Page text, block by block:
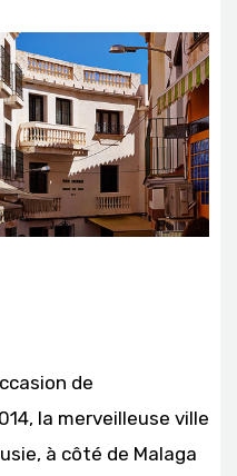
de
la merveilleuse ville
à côté de Malaga